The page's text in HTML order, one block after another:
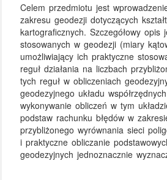
Celem przedmiotu jest
zakresu geodezji dotyczących
kartograficznych. Szczegółowy opis
stosowanych w geodezji (miary
umożliwiający ich praktyczne
reguł działania na liczbach
tych reguł w obliczeniach
geodezyjnego układu
wykonywanie obliczeń w tym
podstaw rachunku błędów w
przybliżonego wyrównania sieci
i praktyczne obliczanie
geodezyjnych jednoznacznie